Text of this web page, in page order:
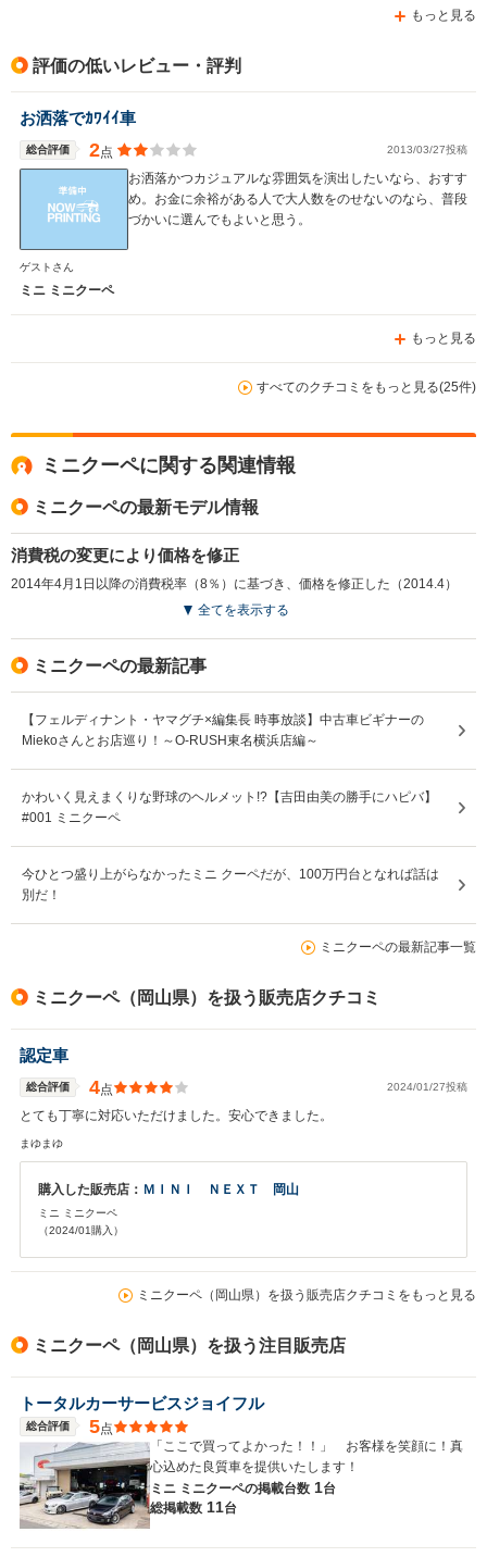
もっと見る
評価の低いレビュー・評判
お洒落でｶﾜｲｲ車
総合評価 2点 2013/03/27投稿
お洒落かつカジュアルな雰囲気を演出したいなら、おすす
め。お金に余裕がある人で大人数をのせないのなら、普段
づかいに選んでもよいと思う。
ゲストさん
ミニ ミニクーペ
もっと見る
すべてのクチコミをもっと見る(25件)
ミニクーペに関する関連情報
ミニクーペの最新モデル情報
消費税の変更により価格を修正
2014年4月1日以降の消費税率（8％）に基づき、価格を修正した（2014.4）
全てを表示する
ミニクーペの最新記事
【フェルディナント・ヤマグチ×編集長 時事放談】中古車ビギナーの
Miekoさんとお店巡り！～O-RUSH東名横浜店編～
かわいく見えまくりな野球のヘルメット!?【吉田由美の勝手にハピバ】
#001 ミニクーペ
今ひとつ盛り上がらなかったミニ クーペだが、100万円台となれば話は
別だ！
ミニクーペの最新記事一覧
ミニクーペ（岡山県）を扱う販売店クチコミ
認定車
総合評価 4点 2024/01/27投稿
とても丁寧に対応いただけました。安心できました。
まゆまゆ
購入した販売店： ＭＩＮＩ ＮＥＸＴ 岡山
ミニ ミニクーペ
（2024/01購入）
ミニクーペ（岡山県）を扱う販売店クチコミをもっと見る
ミニクーペ（岡山県）を扱う注目販売店
トータルカーサービスジョイフル
総合評価 5点
「ここで買ってよかった！！」 お客様を笑顔に！真
心込めた良質車を提供いたします！
ミニ ミニクーペの掲載台数 1台
総掲載数 11台